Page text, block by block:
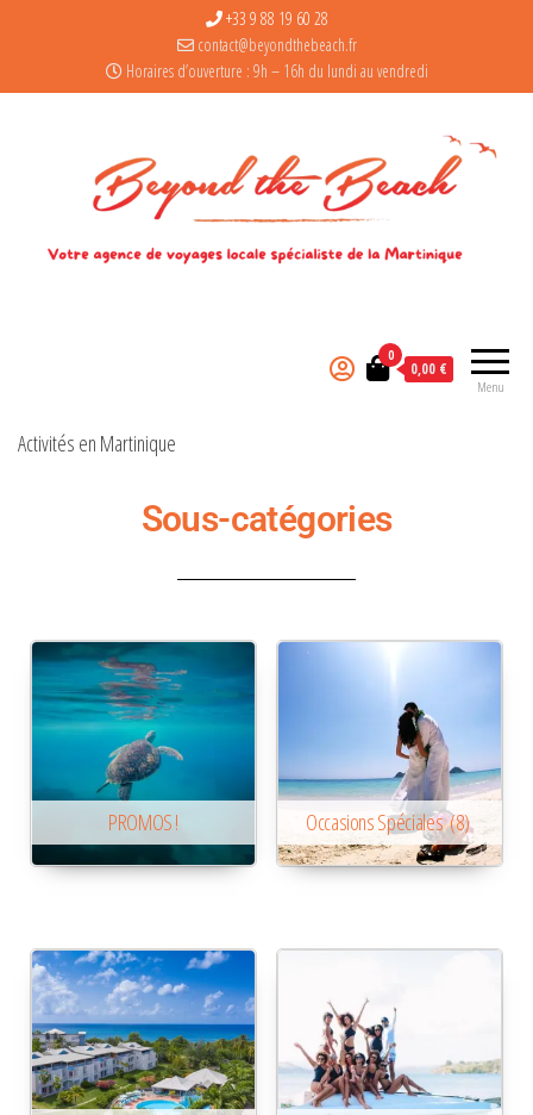
+33 9 88 19 60 28
contact@beyondthebeach.fr
Horaires d’ouverture : 9h – 16h du lundi au vendredi
Menu
0
0,00 €
Activités en Martinique
Sous-catégories
PROMOS ! Occasions Spéciales(8)